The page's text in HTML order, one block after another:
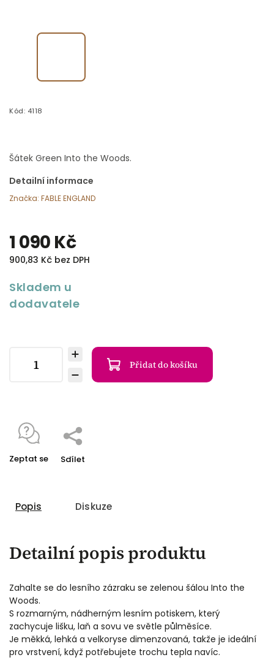
Kód: 4118
Šátek Green Into the Woods.
Detailní informace
Značka: FABLE ENGLAND
1 090 Kč
900,83 Kč bez DPH
Skladem u
dodavatele
Přidat do košíku
Zeptat se Sdílet
Popis Diskuze
Detailní popis produktu
Zahalte se do lesního zázraku se zelenou šálou Into the
Woods.
S rozmarným, nádherným lesním potiskem, který
zachycuje lišku, laň a sovu ve světle půlměsíce.
Je měkká, lehká a velkoryse dimenzovaná, takže je ideální
pro vrstvení, když potřebujete trochu tepla navíc.